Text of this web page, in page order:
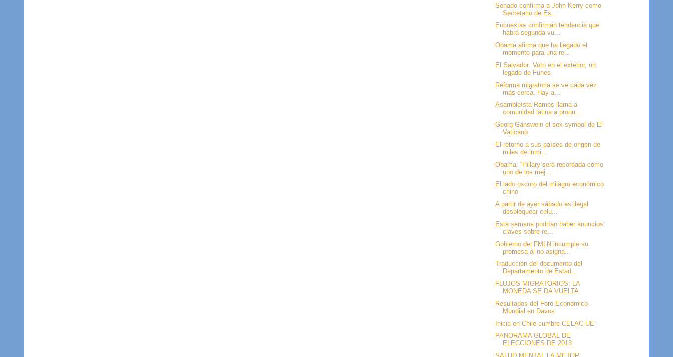
Senado confirma a John Kerry como
Secretario de Es...
Encuestas confirman tendencia que
habrá segunda vu...
Obama afirma que ha llegado el
momento para una re...
El Salvador: Voto en el exterior, un
legado de Funes
Reforma migratoria se ve cada vez
más cerca. Hay a...
Asambleísta Ramos llama a
comunidad latina a pronu...
Georg Gänswein el sex-symbol de El
Vaticano
El retorno a sus países de origen de
miles de inmi...
Obama: “Hillary será recordada como
uno de los mej...
El lado oscuro del milagro económico
chino
A partir de ayer sábado es ilegal
desbloquear celu...
Esta semana podrían haber anuncios
claves sobre re...
Gobierno del FMLN incumple su
promesa al no asigna...
Traducción del documento del
Departamento de Estad...
FLUJOS MIGRATORIOS: LA
MONEDA SE DA VUELTA
Resultados del Foro Económico
Mundial en Davos
Inicia en Chile cumbre CELAC-UE
PANORAMA GLOBAL DE
ELECCIONES DE 2013